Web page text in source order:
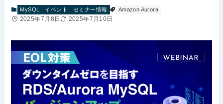
MySQL イベント セミナー情報 Amazon Aurora
2025年7月8日 2025年7月10日